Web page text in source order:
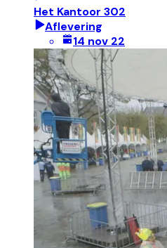
Het Kantoor 302
Aflevering
14 nov 22